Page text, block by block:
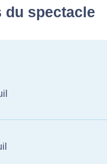
du spectacle